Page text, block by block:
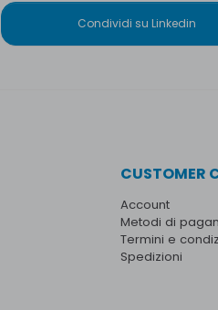
Condividi su Linkedin
CUSTOMER
Account
Metodi di
Termini e
Spedizioni